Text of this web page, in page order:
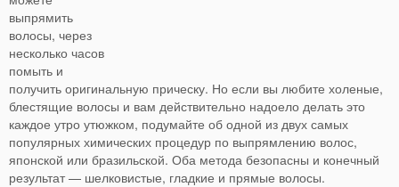
выпрямить
волосы, через
несколько часов
помыть и
получить оригинальную прическу. Но если вы любите холеные,
блестящие волосы и вам действительно надоело делать это
каждое утро утюжком, подумайте об одной из двух самых
популярных химических процедур по выпрямлению волос,
японской или бразильской. Оба метода безопасны и конечный
результат — шелковистые, гладкие и прямые волосы.